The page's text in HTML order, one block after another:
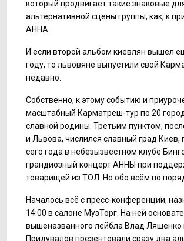
который продвигает такие знаковые
альтернативной сцены группы, как, к
АННА.
И если второй альбом киевлян вышел
году, то львовяне выпустили свой
недавно.
Собственно, к этому событию и
масштабный Карматреш-тур по 20
славной родины. Третьим пунктом,
и Львова, числился славный град Киев,
сего года в небезызвестном клубе
грандиозный концерт АННЫ при
товарищей из ТОЛ. Но обо всём по
Началось всё с пресс-конференции,
14:00 в салоне МузТорг. На ней
вышеназванного лейбла Влад Ляшенко
Придувалов презентовали сразу два